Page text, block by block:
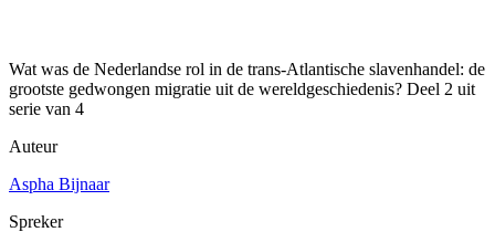
Wat was de Nederlandse rol in de trans-Atlantische slavenhandel: de
grootste gedwongen migratie uit de wereldgeschiedenis? Deel 2 uit
serie van 4
Auteur
Aspha Bijnaar
Spreker